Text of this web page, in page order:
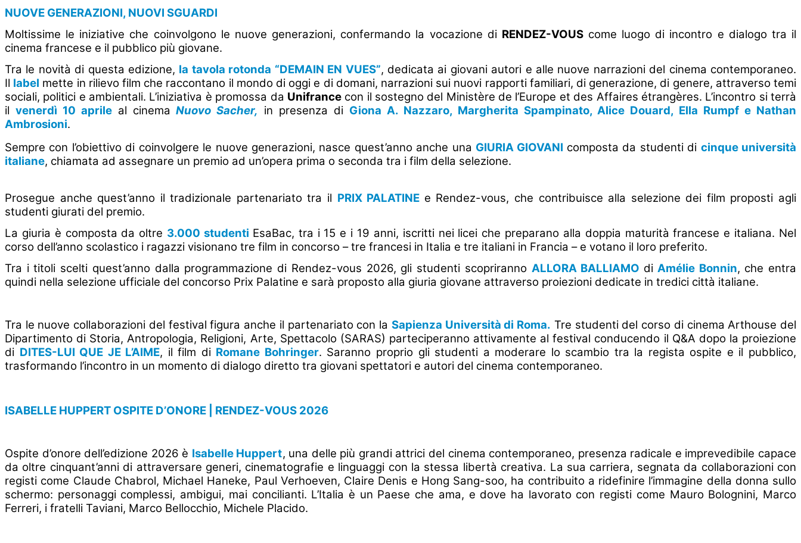
NUOVE GENERAZIONI, NUOVI SGUARDI
Moltissime le iniziative che coinvolgono le nuove generazioni, confermando la vocazione di RENDEZ-VOUScome luogo di incontro e dialogo tra il
cinema francese e il pubblico più giovane.
Tra le novità di questa edizione, la tavola rotonda “DEMAIN EN VUES”, dedicata ai giovani autori e alle nuove narrazioni del cinema contemporaneo.
Il label mette in rilievo film che raccontano il mondo di oggi e di domani, narrazioni sui nuovi rapporti familiari, di generazione, di genere, attraverso temi
sociali, politici e ambientali. L’iniziativa è promossa da Unifrancecon il sostegno del Ministère de l’Europe et des Affaires étrangères. L’incontro si terrà
il venerdì 10 aprileal cinemaNuovo Sacher, in presenza di Giona A. Nazzaro, Margherita Spampinato, Alice Douard, Ella Rumpf e Nathan
Ambrosioni.
Sempre con l’obiettivo di coinvolgere le nuove generazioni, nasce quest’anno anche una GIURIA GIOVANI composta da studenti di cinque università
italiane, chiamata ad assegnare un premio ad un’opera prima o seconda tra i film della selezione.
Prosegue anche quest’anno il tradizionale partenariato tra il PRIX PALATINE e Rendez-vous, che contribuisce alla selezione dei film proposti agli
studenti giurati del premio.
La giuria è composta da oltre 3.000 studenti EsaBac, tra i 15 e i 19 anni, iscritti nei licei che preparano alla doppia maturità francese e italiana. Nel
corso dell’anno scolastico i ragazzi visionano tre film in concorso – tre francesi in Italia e tre italiani in Francia – e votano il loro preferito.
Tra i titoli scelti quest’anno dalla programmazione di Rendez-vous 2026, gli studenti scopriranno ALLORA BALLIAMO di Amélie Bonnin, che entra
quindi nella selezione ufficiale del concorso Prix Palatine e sarà proposto alla giuria giovane attraverso proiezioni dedicate in tredici città italiane.
Tra le nuove collaborazioni del festival figura anche il partenariato con la Sapienza Università di Roma. Tre studenti del corso di cinema Arthouse del
Dipartimento di Storia, Antropologia, Religioni, Arte, Spettacolo (SARAS) parteciperanno attivamente al festival conducendo il Q&A dopo la proiezione
di DITES-LUI QUE JE L’AIME, il film di Romane Bohringer. Saranno proprio gli studenti a moderare lo scambio tra la regista ospite e il pubblico,
trasformando l’incontro in un momento di dialogo diretto tra giovani spettatori e autori del cinema contemporaneo.
ISABELLE HUPPERT OSPITE D’ONORE | RENDEZ-VOUS 2026
Ospite d’onore dell’edizione 2026 è Isabelle Huppert, una delle più grandi attrici del cinema contemporaneo, presenza radicale e imprevedibile capace
da oltre cinquant’anni di attraversare generi, cinematografie e linguaggi con la stessa libertà creativa. La sua carriera, segnata da collaborazioni con
registi come Claude Chabrol, Michael Haneke, Paul Verhoeven, Claire Denis e Hong Sang-soo, ha contribuito a ridefinire l’immagine della donna sullo
schermo: personaggi complessi, ambigui, mai concilianti. L’Italia è un Paese che ama, e dove ha lavorato con registi come Mauro Bolognini, Marco
Ferreri, i fratelli Taviani, Marco Bellocchio, Michele Placido.